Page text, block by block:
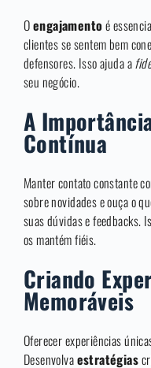
Oengajamentoé
clientes se sentem bem
defensores. Isso ajuda a
seu negócio.
A
Contínua
Manter contato constante
sobre novidades e ouça o
suas dúvidas e feedbacks.
os mantém fiéis.
Criando
Memoráveis
Oferecer experiências
Desenvolvaestratégias